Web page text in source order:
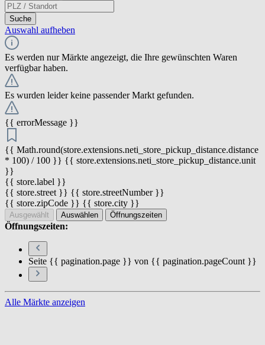
Suche
Auswahl aufheben
Es werden nur Märkte angezeigt, die Ihre gewünschten Waren
verfügbar haben.
Es wurden leider keine passender Markt gefunden.
{{ errorMessage }}
{{ Math.round(store.extensions.neti_store_pickup_distance.distance
* 100) / 100 }} {{ store.extensions.neti_store_pickup_distance.unit
}}
{{ store.label }}
{{ store.street }} {{ store.streetNumber }}
{{ store.zipCode }} {{ store.city }}
Ausgewählt Auswählen Öffnungszeiten
Öffnungszeiten:
Seite {{ pagination.page }} von {{ pagination.pageCount }}
Alle Märkte anzeigen